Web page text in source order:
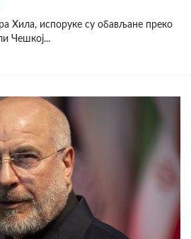
Хила, испоруке су обављане преко
Чешкој...